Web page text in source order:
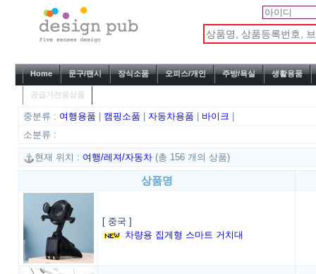
Home 문구/팬시 장식소품 오피스/개인 주방/욕실 생활용품
공급가전용상품
중분류 : 여행용품 캠핑소품 |자동차용품 바이크
소분류 :
현재 위치 : 여행/레져/자동차 (총 156 개의 상품)
상품명
[ 중국 ]
차량용 집게형 스마트 거치대